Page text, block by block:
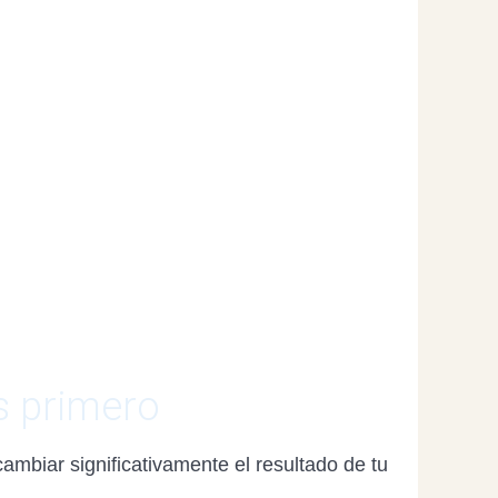
primero
significativamente el resultado de tu